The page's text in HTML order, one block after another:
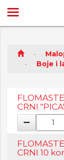
Boje i
CRNI
CRNI 10